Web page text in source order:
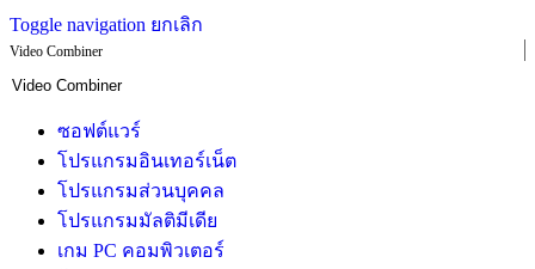
Toggle navigation ยกเลิก
Video Combiner
ซอฟต์แวร์
โปรแกรมอินเทอร์เน็ต
โปรแกรมส่วนบุคคล
โปรแกรมมัลติมีเดีย
เกม PC คอมพิวเตอร์